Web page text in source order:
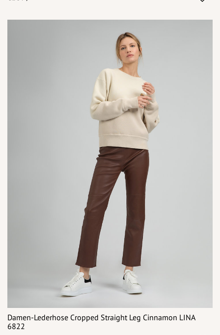
Damen-Lederhose Cropped Straight Leg Cinnamon LINA
6822